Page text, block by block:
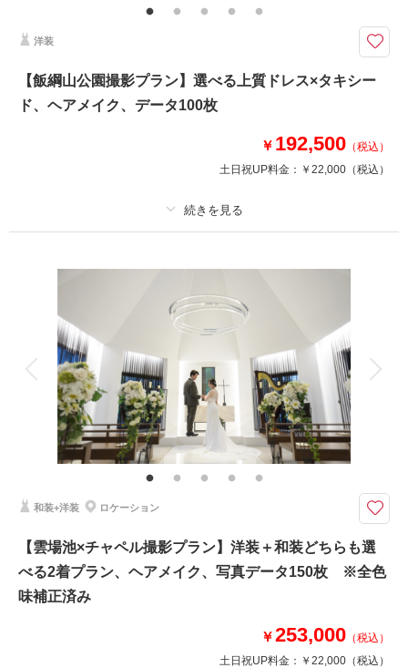
軽井沢の鎮守様として古来から崇敬されている、諏訪神社
【プラン詳細（含まれるもの）】 写真撮影料/ 全データレタッチ納品 / ご
新郎衣装 / ご新婦衣装 / 着付け / ヘア＆メイクアップ /プランニング/撮影申
2022年3月28日
諏訪神社（長野）
洋装
【飯綱山公園撮影プラン】選べる上質ドレス×タキシー
ド、ヘアメイク、データ100枚
￥ 192,500 （税込）
土日祝UP料金： ￥22,000 （税込）
ヘアメイク
アルバム データ 80 カット 台紙付写真
衣装追加 挙式
家族と撮影 家族用衣装レンタル ペットと撮影
その他含むもの
全データレタッチ済み、事前衣装試着付き｜専属コーディネーターと共に事
前試着にてお気に入りの1着を選べます！※ロケーション申請料金・ロケー
ション移動費込み ◆和装へ変更の場合+33,000円（税込）
広大な自然の中で叶える特別なデートの時間
す。大切な人たちと一緒に過ごす自然の中でのひとときを、心温まる写真と
して残します。
撮影日の空き
を確認する
和装+洋装 ロケーション
【雲場池×チャペル撮影プラン】洋装＋和装どちらも選
べる2着プラン、ヘアメイク、写真データ150枚 ※全色
味補正済み
￥253,000 （税込）
土日祝UP料金： ￥22,000 （税込）